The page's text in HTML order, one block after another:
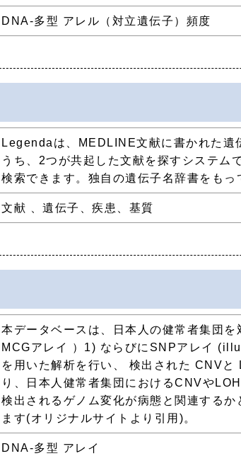
DNA-多型 アレル（対立遺伝子）頻度
Legendaは、MEDLINE文献に書かれた遺
うち、2つが共起した文献を探すシステム
検索できます。独自の遺伝子名辞書をもっ
文献 、遺伝子、疾患、基質
本データベースは、日本人の健常者集団
MCGアレイ ）1) ならびにSNPアレイ
を用いた解析を行い、 検出された CNVと
り、日本人健常者集団におけるCNVや
検出されるゲノム変化が病態と関連する
ます(オリジナルサイトより引用)。
DNA-多型 アレイ